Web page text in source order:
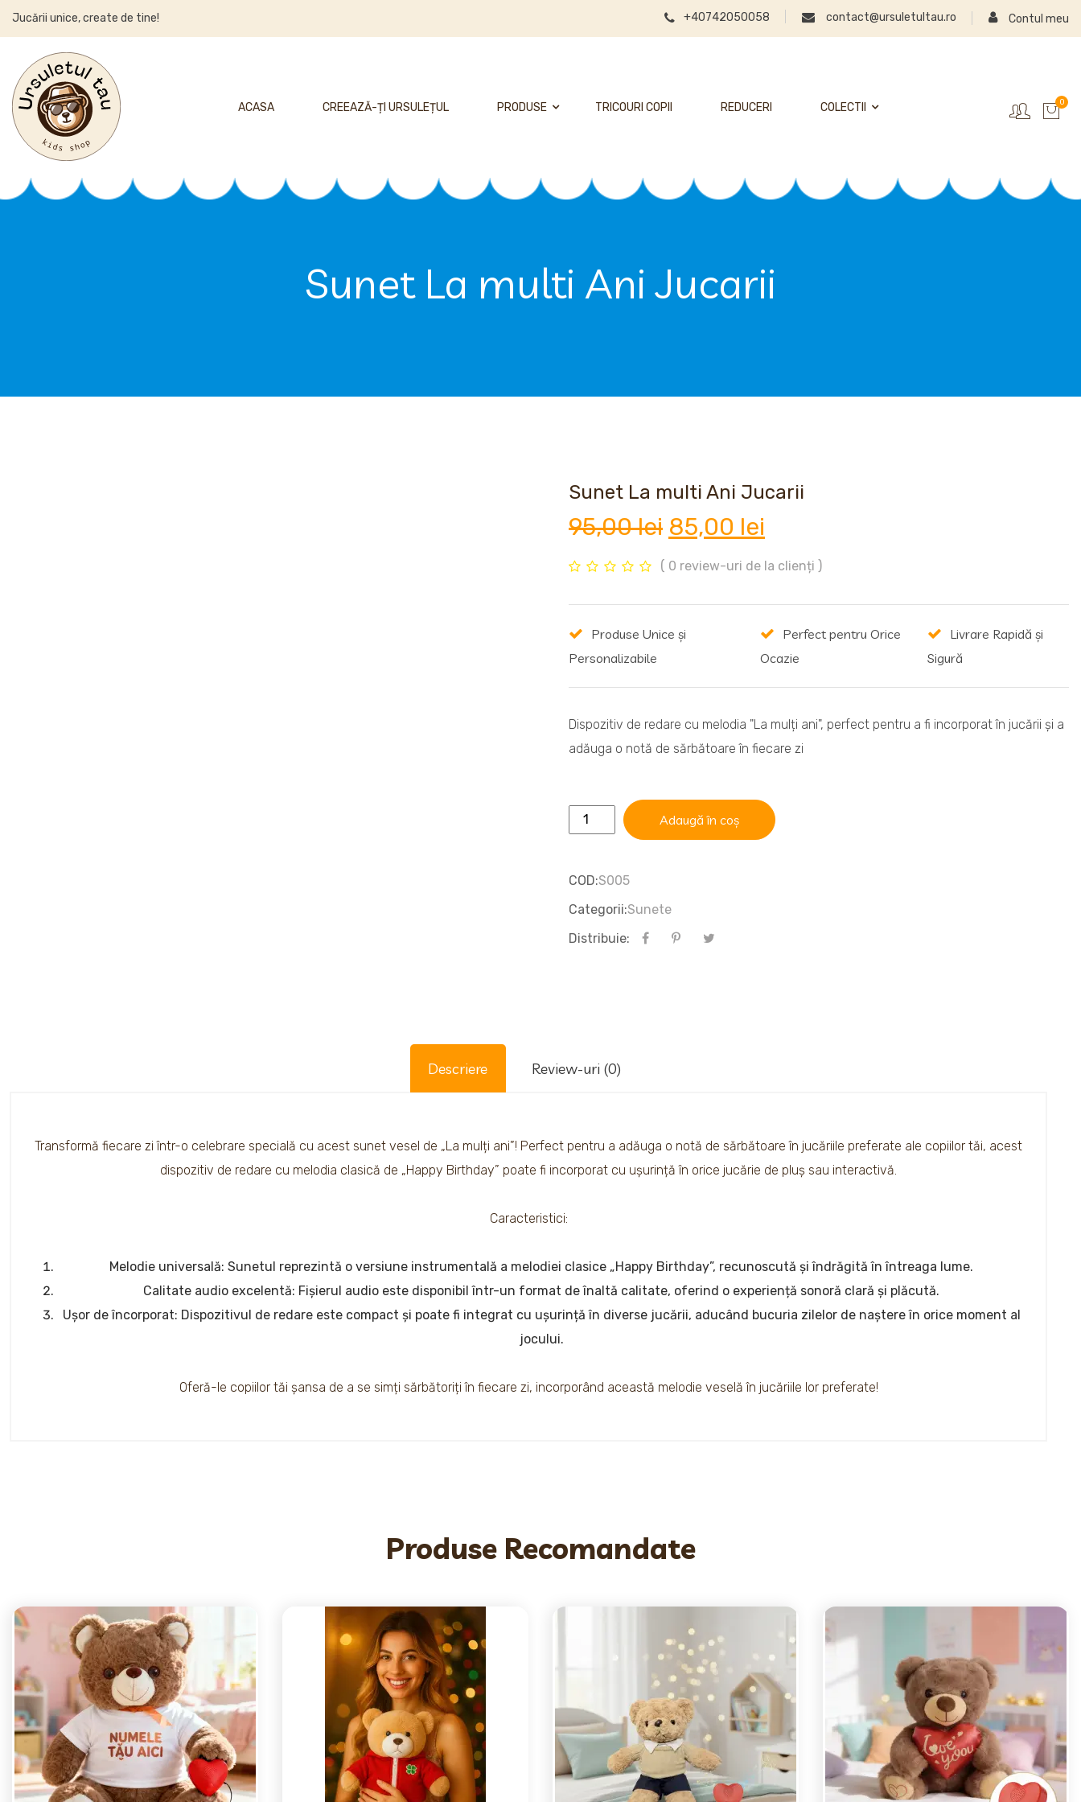
Jucării unice, create de tine! +40742050058 contact@ursuletultau.ro Contul meu
ACASA CREEAZĂ-ȚI URSULEȚUL PRODUSE TRICOURI COPII REDUCERI COLECTII 0
Sunet La multi Ani Jucarii
Sunet La multi Ani Jucarii
95,00lei Prețul
inițial
85,00 lei
curent
85,00 lei.
( 0 review-uri de la clienți )
Produse Unice și
Personalizabile
Perfect pentru Orice
Ocazie
Livrare Rapidă și
Sigură
Dispozitiv de redare cu melodia "La mulți ani", perfect pentru a fi incorporat în jucării și a
adăuga o notă de sărbătoare în fiecare zi
Cantitate
multi
Ani
Jucarii
Adaugă în coș
COD:S005
Categorii:Sunete
Distribuie:
Descriere Review-uri (0)
Transformă fiecare zi într-o celebrare specială cu acest sunet vesel de „La mulți ani”! Perfect pentru a adăuga o notă de sărbătoare în jucăriile preferate ale copiilor tăi, acest
dispozitiv de redare cu melodia clasică de „Happy Birthday” poate fi incorporat cu ușurință în orice jucărie de pluș sau interactivă.
Caracteristici:
Melodie universală: Sunetul reprezintă o versiune instrumentală a melodiei clasice „Happy Birthday”, recunoscută și îndrăgită în întreaga lume.
Calitate audio excelentă: Fișierul audio este disponibil într-un format de înaltă calitate, oferind o experiență sonoră clară și plăcută.
Ușor de încorporat: Dispozitivul de redare este compact și poate fi integrat cu ușurință în diverse jucării, aducând bucuria zilelor de naștere în orice moment al
jocului.
Oferă-le copiilor tăi șansa de a se simți sărbătoriți în fiecare zi, incorporând această melodie veselă în jucăriile lor preferate!
Produse Recomandate